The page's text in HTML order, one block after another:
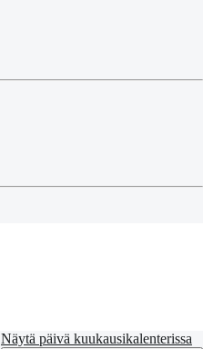
Näytä päivä kuukausikalenterissa